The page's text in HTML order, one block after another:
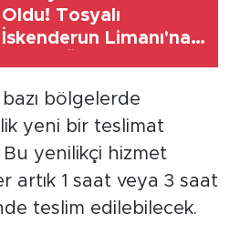
Oldu! Tosyalı
İskenderun Limanı'na
bölgelerde
yeni bir teslimat
yenilikçi hizmet
artık 1 saat veya 3 saat
teslim edilebilecek.